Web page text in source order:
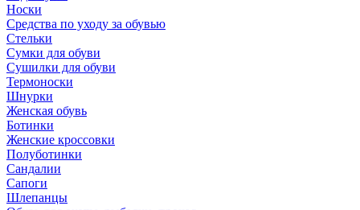
Носки
Средства по уходу за обувью
Стельки
Сумки для обуви
Сушилки для обуви
Термоноски
Шнурки
Женская обувь
Ботинки
Женские кроссовки
Полуботинки
Сандалии
Сапоги
Шлепанцы